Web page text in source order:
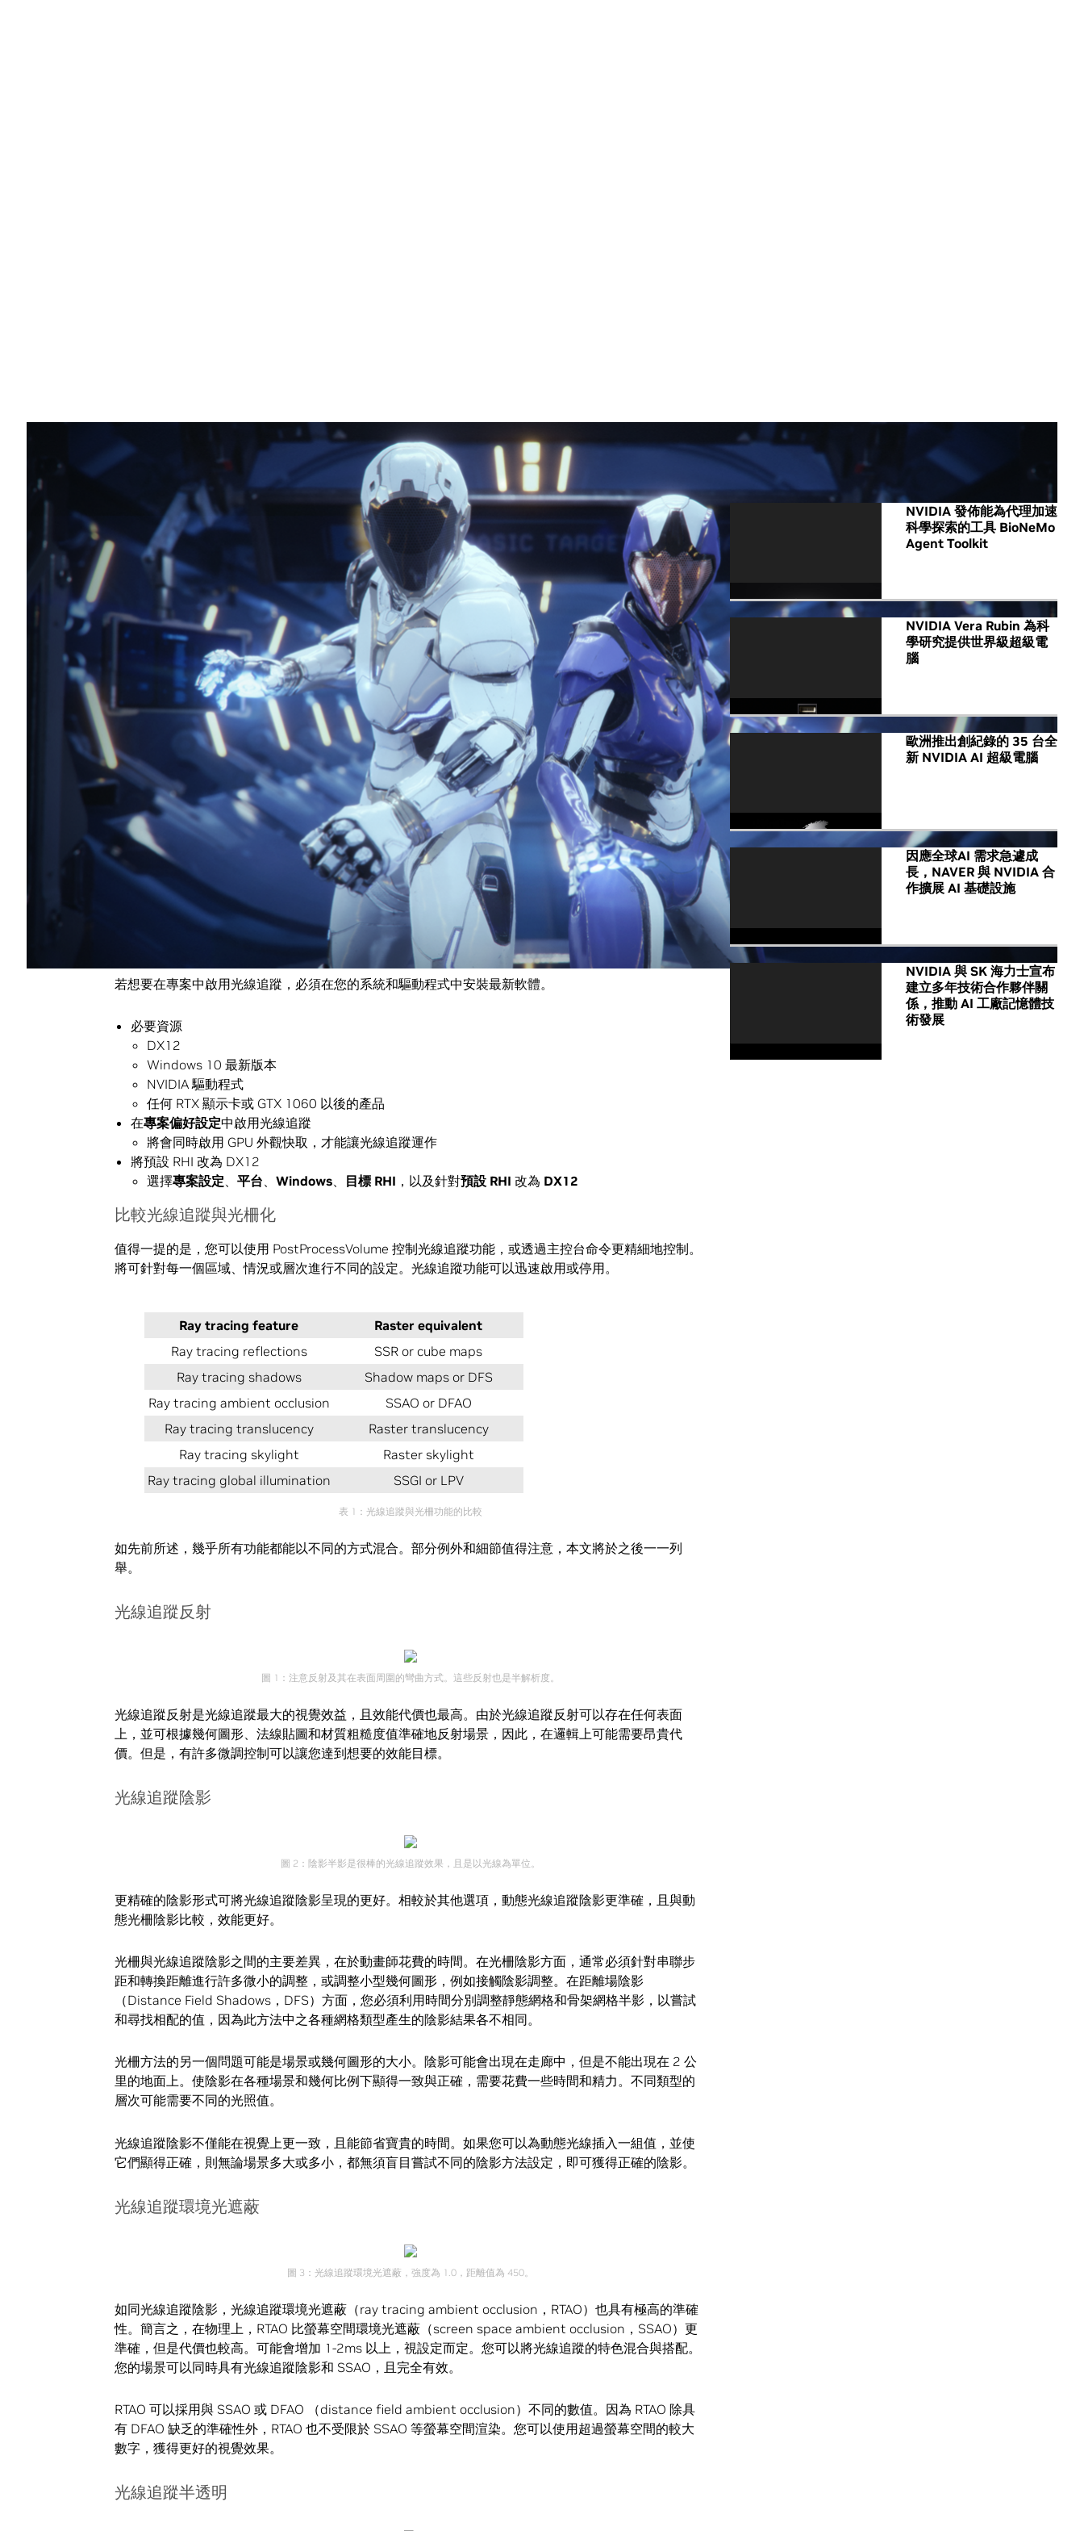
Unreal Engine 4 中的光線追蹤，是強大與靈活的光照系統。它強大的原因是具有高準確性和品質。在過
去一直無法即時產生如同此類的陰影和反射效果。
它靈活的原因是可以視需要將光柵與光線追蹤渲染功能混合，製作出想要的場景，以達到想要的效能和
什麼是光柵？基本上在過去的 20-30 年，將以影像為基礎的渲染呈現在螢幕上的方法，都是屬於光柵渲
染。您熟悉的所有技巧和方法，例如串聯陰影貼圖、後處理影像調整、螢幕空間反射、環境光遮蔽，甚
至是基本的 3D 光照和渲染技術，都是屬於光柵化渲染。
因此，轉換成光線追蹤不是困難的事。我們現在的狀態，是處於保留舊方法允許渲染技術的過渡階段。
在專案中啟用光線追蹤不會排除熟悉的渲染方法，僅有少數例外。例如，您可以使用烘焙光照貼圖及加
入光線追蹤反射，或加入光線追蹤動態陰影，並使用立方體貼圖和 SSR 進行反射。系統甚至進一步允許
使用 PostProcessVolumes 和命令控制渲染場景的方式，以迅速啟用和停用需要的功能。
本文將逐項探討光線追蹤和光柵功能。我們將會介紹它們的用途，並協助您進一步瞭解系統。
最新的程式碼請參閱 NVIDIA RTX UE4，包含最佳化光線追蹤，同時提供在最新 Unreal Engine 4.25 上
執行的 DLSS 渲染技術。我們的最佳化可以將光線追蹤效能提升達 30%，而 DLSS 可以讓畫格率加倍。
具有大幅提高效能的能力，且我們也還在不斷努力地精進。若需要更多資訊，請參閱DLSS 產品頁面。
若想要在專案中啟用光線追蹤，必須在您的系統和驅動程式中安裝最新軟體。
必要資源
DX12
Windows 10 最新版本
NVIDIA 驅動程式
任何 RTX 顯示卡或 GTX 1060 以後的產品
在專案偏好設定中啟用光線追蹤
將會同時啟用 GPU 外觀快取，才能讓光線追蹤運作
將預設 RHI 改為 DX12
選擇專案設定 平台 Windows 目標 RHI ，以及針對預設 RHI 改為 DX12
比較光線追蹤與光柵化
值得一提的是，您可以使用 PostProcessVolume 控制光線追蹤功能，或透過主控台命令更精細地控制。
將可針對每一個區域、情況或層次進行不同的設定。光線追蹤功能可以迅速啟用或停用。
Ray tracing feature
Raster equivalent
Ray tracing reflections
SSR or cube maps
Ray tracing shadows
Shadow maps or DFS
Ray tracing ambient occlusion
SSAO or DFAO
Ray tracing translucency
Raster translucency
Ray tracing skylight
Raster skylight
Ray tracing global illumination
SSGI or LPV
表 1：光線追蹤與光柵功能的比較
如先前所述，幾乎所有功能都能以不同的方式混合。部分例外和細節值得注意，本文將於之後一一列
舉。
光線追蹤反射
圖 1：注意反射及其在表面周圍的彎曲方式。這些反射也是半解析度。
光線追蹤反射是光線追蹤最大的視覺效益，且效能代價也最高。由於光線追蹤反射可以存在任何表面
上，並可根據幾何圖形、法線貼圖和材質粗糙度值準確地反射場景，因此，在邏輯上可能需要昂貴代
價。但是，有許多微調控制可以讓您達到想要的效能目標。
光線追蹤陰影
圖 2：陰影半影是很棒的光線追蹤效果，且是以光線為單位。
更精確的陰影形式可將光線追蹤陰影呈現的更好。相較於其他選項，動態光線追蹤陰影更準確，且與動
態光柵陰影比較，效能更好。
光柵與光線追蹤陰影之間的主要差異，在於動畫師花費的時間。在光柵陰影方面，通常必須針對串聯步
距和轉換距離進行許多微小的調整，或調整小型幾何圖形，例如接觸陰影調整。在距離場陰影
（Distance Field Shadows，DFS）方面，您必須利用時間分別調整靜態網格和骨架網格半影，以嘗試
和尋找相配的值，因為此方法中之各種網格類型產生的陰影結果各不相同。
光柵方法的另一個問題可能是場景或幾何圖形的大小。陰影可能會出現在走廊中，但是不能出現在 2 公
里的地面上。使陰影在各種場景和幾何比例下顯得一致與正確，需要花費一些時間和精力。不同類型的
層次可能需要不同的光照值。
光線追蹤陰影不僅能在視覺上更一致，且能節省寶貴的時間。如果您可以為動態光線插入一組值，並使
它們顯得正確，則無論場景多大或多小，都無須盲目嘗試不同的陰影方法設定，即可獲得正確的陰影。
光線追蹤環境光遮蔽
圖 3：光線追蹤環境光遮蔽，強度為 1.0，距離值為 450。
如同光線追蹤陰影，光線追蹤環境光遮蔽（ray tracing ambient occlusion，RTAO）也具有極高的準確
性。簡言之，在物理上，RTAO 比螢幕空間環境光遮蔽（screen space ambient occlusion，SSAO）更
準確，但是代價也較高。可能會增加 1-2ms 以上，視設定而定。您可以將光線追蹤的特色混合與搭配。
您的場景可以同時具有光線追蹤陰影和 SSAO，且完全有效。
RTAO 可以採用與 SSAO 或 DFAO （distance field ambient occlusion）不同的數值。因為 RTAO 除具
有 DFAO 缺乏的準確性外，RTAO 也不受限於 SSAO 等螢幕空間渲染。您可以使用超過螢幕空間的較大
數字，獲得更好的視覺效果。
光線追蹤半透明
All NVIDIA News
NVIDIA 發佈能為代理加速
科學探索的工具 BioNeMo
Agent Toolkit
NVIDIA Vera Rubin 為科
學研究提供世界級超級電
腦
歐洲推出創紀錄的 35 台全
新 NVIDIA AI 超級電腦
因應全球AI 需求急遽成
長，NAVER 與 NVIDIA 合
作擴展 AI 基礎設施
NVIDIA 與 SK 海力士宣布
建立多年技術合作夥伴關
係，推動 AI 工廠記憶體技
術發展